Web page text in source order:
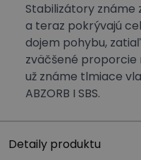
Stabilizátory známe
a teraz pokrývajú
dojem pohybu,
zväčšené proporcie
už známe tlmiace
ABZORB I SBS.
Detaily produktu